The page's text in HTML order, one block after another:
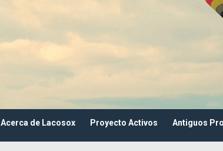
Acerca de Lacosox Proyecto Activos Antiguos